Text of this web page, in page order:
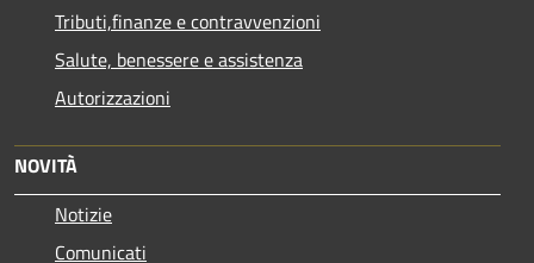
Tributi,finanze e contravvenzioni
Salute, benessere e assistenza
Autorizzazioni
NOVITÀ
Notizie
Comunicati